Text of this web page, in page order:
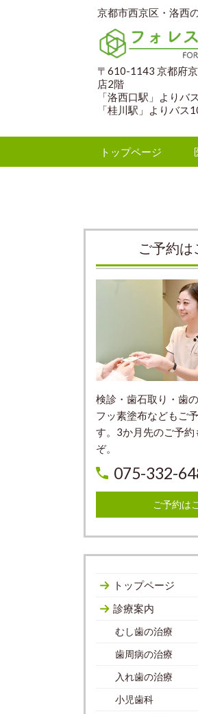
京都市西京区・洛西
〒610-1143 京都府
店2階
「洛西口駅」よりバ
「桂川駅」よりバス
トップページ
ご予約は
検診・歯石取り・歯
フッ素塗布などもご
す。3か月先のご予約
ぞ。
075-332-
ご予約は
トップページ
診療案内
むし歯の治療
歯周病の治療
入れ歯の治療
小児歯科